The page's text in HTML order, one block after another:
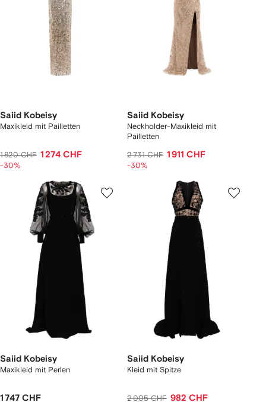
Saiid Kobeisy
Maxikleid mit Pailletten
1 820 CHF 1 274 CHF
-30%
Saiid Kobeisy
Neckholder-Maxikleid mit
Pailletten
2 731 CHF 1 911 CHF
-30%
Saiid Kobeisy
Maxikleid mit Perlen
1 747 CHF
Saiid Kobeisy
Kleid mit Spitze
2 005 CHF 982 CHF